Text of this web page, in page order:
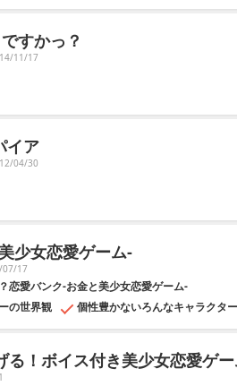
すかっ？
11/17
イア
04/30
少女恋愛ゲーム-
07/17
恋愛バンク-お金と美少女恋愛ゲーム-
の世界観
個性豊かないろんなキャラクタ
る！ボイス付き美少女恋愛ゲ